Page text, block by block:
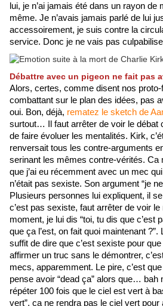
lui, je n’ai jamais été dans un rayon de
même. Je n’avais jamais parlé de lui
accessoirement, je suis contre la
service. Donc je ne vais pas
Débattre avec un pigeon ne fait pas
Alors, certes, comme disent nos
combattant sur le plan des idées, pas
oui. Bon, déjà, rematez le sketch de
surtout… Il faut arrêter de voir le débat
de faire évoluer les mentalités. Kirk,
renversait tous les contre-arguments
serinant les mêmes contre-vérités. Ca
que j’ai eu récemment avec un mec
n’était pas sexiste. Son argument “je
Plusieurs personnes lui expliquent, il
c’est pas sexiste, faut arrêter de voir le
moment, je lui dis “toi, tu dis que c’est
que ça l’est, on fait quoi maintenant ?”.
suffit de dire que c’est sexiste pour
affirmer un truc sans le démontrer,
mecs, apparemment. Le pire, c’est
pense avoir “dead ça” alors que… bah
répéter 100 fois que le ciel est vert à
vert”, ça ne rendra pas le ciel vert